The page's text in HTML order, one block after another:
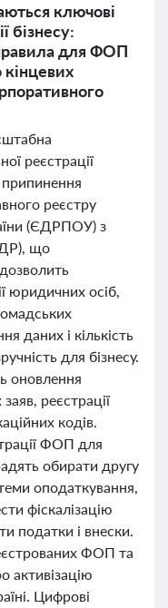
ключові
бізнесу:
для ФОП
реєстрації
припинення
реєстру
(ЄДРПОУ) з
що
юридичних осіб,
даних і кількість
для бізнесу.
оновлення
реєстрації
кодів.
ФОП для
обирати другу
оподаткування,
фіскалізацію
податки і внески.
ФОП та
активізацію
Цифрові